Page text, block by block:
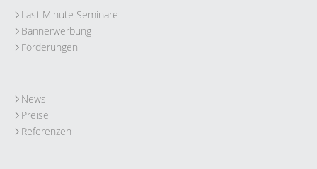
Last Minute Seminare
Bannerwerbung
Förderungen
News
Preise
Referenzen